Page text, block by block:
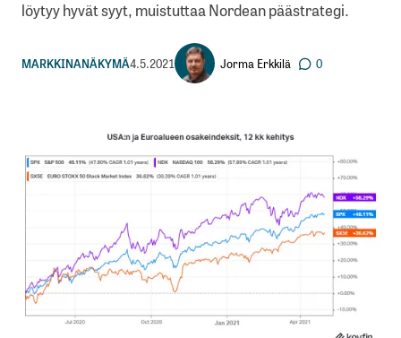
löytyy hyvät syyt, muistuttaa Nordean päästrategi.
MARKKINANÄKYMÄ4.5.2021 Jorma Erkkilä 0